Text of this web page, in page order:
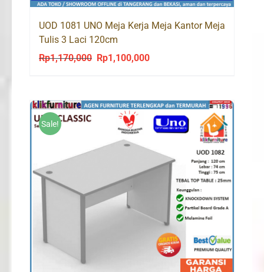
UOD 1081 UNO Meja Kerja Meja Kantor Meja
Tulis 3 Laci 120cm
Rp1,170,000
Original
Rp1,170,000.
Rp1,100,000Current
Rp1,100,000.
Sale!